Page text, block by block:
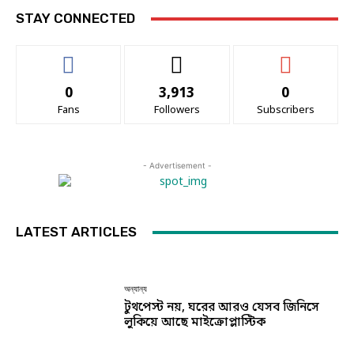
STAY CONNECTED
0
Fans
3,913
Followers
0
Subscribers
- Advertisement -
LATEST ARTICLES
অন্যান্য
টুথপেস্ট নয়, ঘরের আরও যেসব জিনিসে
লুকিয়ে আছে মাইক্রোপ্লাস্টিক